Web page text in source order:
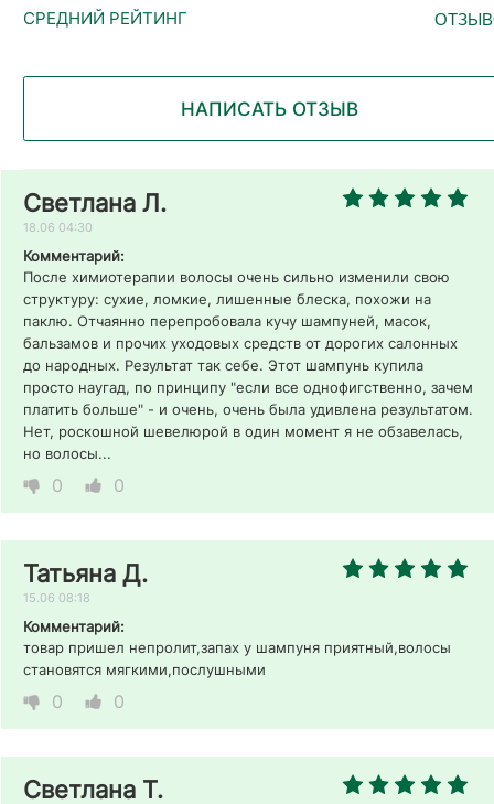
НАПИСАТЬ ОТЗЫВ
Светлана Л.
18.06 04:30
Комментарий:
После химиотерапии волосы очень сильно изменили свою
структуру: сухие, ломкие, лишенные блеска, похожи на
паклю. Отчаянно перепробовала кучу шампуней, масок,
бальзамов и прочих уходовых средств от дорогих салонных
до народных. Результат так себе. Этот шампунь купила
просто наугад, по принципу "если все однофигственно, зачем
платить больше" - и очень, очень была удивлена результатом.
Нет, роскошной шевелюрой в один момент я не обзавелась,
но волосы...
0 0
Татьяна Д.
15.06 08:18
Комментарий:
товар пришел непролит,запах у шампуня приятный,волосы
становятся мягкими,послушными
0 0
Светлана Т.